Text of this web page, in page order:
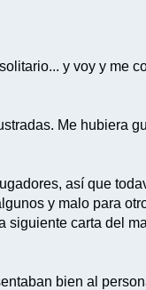
y voy y me
Me hubiera
así que
y malo para
siguiente carta del
bien al